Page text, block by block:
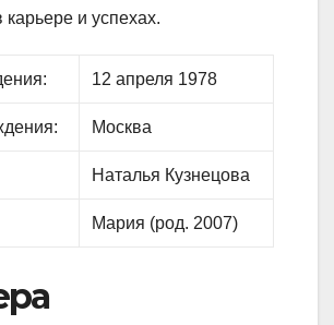
карьере и успехах.
12 апреля 1978
Москва
Наталья Кузнецова
Мария (род. 2007)